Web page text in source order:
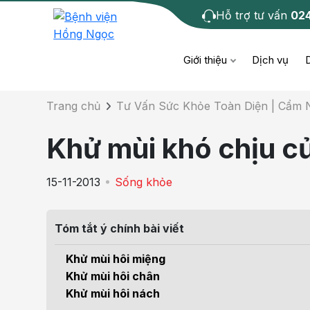
Hỗ trợ tư vấn
Giới thiệu Dịch vụ
Tiêm chủng
Tầm soát ung thư
Chi tiết bài tư
Trang chủ Tư Vấn Sức Khỏe Toàn Diện | Cẩm
Khử mùi khó chịu
15-11-2013 Sống khỏe
Tóm tắt ý chính bài viết
Khử mùi hôi miệng
Khử mùi hôi chân
Khử mùi hôi nách